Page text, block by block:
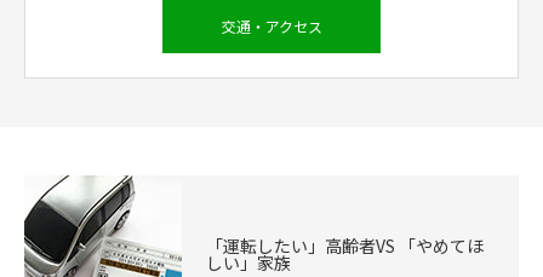
交通・アクセス
「運転したい」高齢者VS 「やめてほ
しい」家族